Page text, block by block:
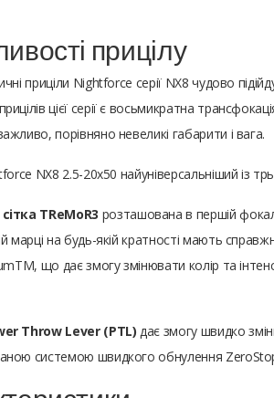
прицілу
приціли Nightforce серії NX8 чудово
цієї серії є восьмикратна
порівняно невеликі габарити і вага.
NX8 2.5-20x50 найуніверсальніший із
TReMoR3 розташована в першій
марці на будь-якій кратності мають
що дає змогу змінювати колір та
Throw Lever (PTL) дає змогу швидко
системою швидкого обнулення